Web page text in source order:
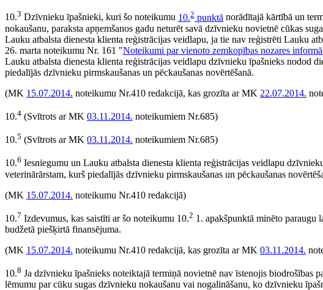
10.3 Dzīvnieku īpašnieki, kuri šo noteikumu 10.2 punktā norādītajā kārtībā un
nokaušanu, paraksta apņemšanos gadu neturēt savā dzīvnieku novietnē cūkas
Lauku atbalsta dienesta klienta reģistrācijas veidlapu, ja tie nav reģistrēti Lauku
26. marta noteikumu Nr. 161 "Noteikumi par vienoto zemkopības nozares
Lauku atbalsta dienesta klienta reģistrācijas veidlapu dzīvnieku īpašnieks nodod
piedalījās dzīvnieku pirmskaušanas un pēckaušanas novērtēšanā.
(MK 15.07.2014. noteikumu Nr.410 redakcijā, kas grozīta ar MK 22.07.2014.
10.4 (Svītrots ar MK 03.11.2014. noteikumiem Nr.685)
10.5 (Svītrots ar MK 03.11.2014. noteikumiem Nr.685)
10.6 Iesniegumu un Lauku atbalsta dienesta klienta reģistrācijas veidlapu
veterinārārstam, kurš piedalījās dzīvnieku pirmskaušanas un pēckaušanas
(MK 15.07.2014. noteikumu Nr.410 redakcijā)
10.7 Izdevumus, kas saistīti ar šo noteikumu 10.2 1. apakšpunktā minēto paraugu
budžetā piešķirtā finansējuma.
(MK 15.07.2014. noteikumu Nr.410 redakcijā, kas grozīta ar MK 03.11.2014.
10.8 Ja dzīvnieku īpašnieks noteiktajā termiņā novietnē nav īstenojis biodrošības
lēmumu par cūku sugas dzīvnieku nokaušanu vai nogalināšanu, ko dzīvnieku